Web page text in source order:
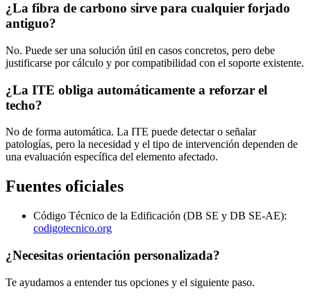
¿La fibra de carbono sirve para cualquier forjado
antiguo?
No. Puede ser una solución útil en casos concretos, pero debe
justificarse por cálculo y por compatibilidad con el soporte existente.
¿La ITE obliga automáticamente a reforzar el
techo?
No de forma automática. La ITE puede detectar o señalar
patologías, pero la necesidad y el tipo de intervención dependen de
una evaluación específica del elemento afectado.
Fuentes oficiales
Código Técnico de la Edificación (DB SE y DB SE-AE):
codigotecnico.org
¿Necesitas orientación personalizada?
Te ayudamos a entender tus opciones y el siguiente paso.